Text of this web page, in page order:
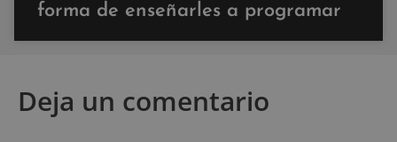
forma de enseñarles a programar
Deja un comentario